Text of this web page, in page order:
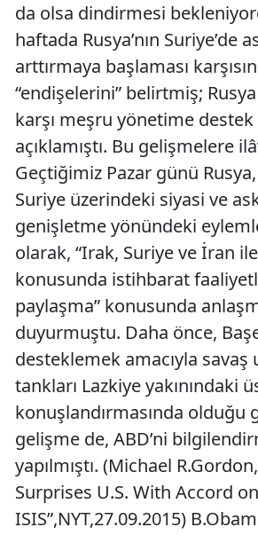
da olsa dindirmesi
haftada Rusya’nın Suriye’de
arttırmaya başlaması
“endişelerini” belirtmiş;
karşı meşru yönetime
açıklamıştı. Bu gelişmelere
Geçtiğimiz Pazar günü
Suriye üzerindeki siyasi ve
genişletme yönündeki
olarak, “Irak, Suriye ve İran
konusunda istihbarat
paylaşma” konusunda
duyurmuştu. Daha önce,
desteklemek amacıyla savaş
tankları Lazkiye yakınındaki
konuşlandırmasında olduğu
gelişme de, ABD’ni
yapılmıştı. (Michael
Surprises U.S. With Accord
ISIS”,NYT,27.09.2015)